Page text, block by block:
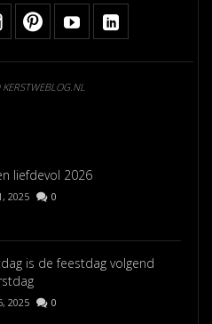
liefdevol 2026
2025 0
is de feestdag volgend
2025 0